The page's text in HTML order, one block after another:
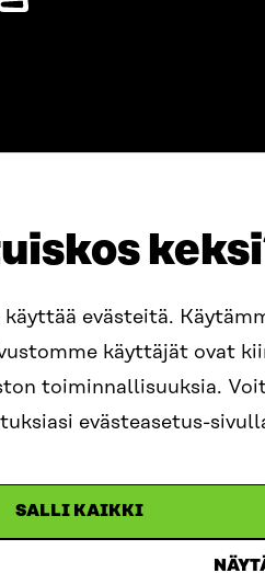
evästeitä.
käyttäjät ovat
toiminnallisuuksia.
evästeasetus-
SALLI KAIKKI
to Sitra?